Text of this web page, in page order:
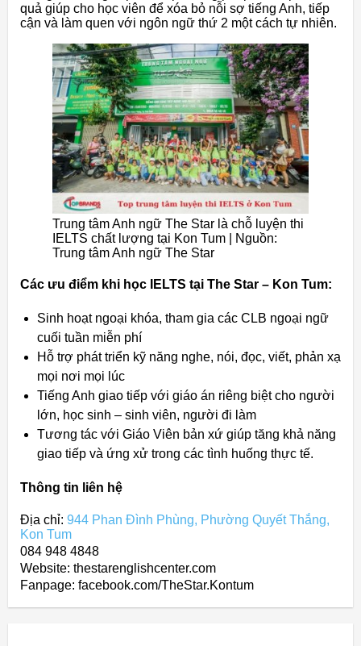
quả giúp cho học viên để xóa bỏ nỗi sợ tiếng Anh, tiếp
cận và làm quen với ngôn ngữ thứ 2 một cách tự nhiên.
Trung tâm Anh ngữ The Star là chỗ luyện thi
IELTS chất lượng tại Kon Tum | Nguồn:
Trung tâm Anh ngữ The Star
Các ưu điểm khi học IELTS tại The Star – Kon Tum:
Sinh hoạt ngoại khóa, tham gia các CLB ngoại ngữ
cuối tuần miễn phí
Hỗ trợ phát triển kỹ năng nghe, nói, đọc, viết, phản xạ
mọi nơi mọi lúc
Tiếng Anh giao tiếp với giáo án riêng biệt cho người
lớn, học sinh – sinh viên, người đi làm
Tương tác với Giáo Viên bản xứ giúp tăng khả năng
giao tiếp và ứng xử trong các tình huống thực tế.
Thông tin liên hệ
Địa chỉ: 944 Phan Đình Phùng, Phường Quyết Thắng,
Kon Tum
084 948 4848
Website: thestarenglishcenter.com
Fanpage: facebook.com/TheStar.Kontum